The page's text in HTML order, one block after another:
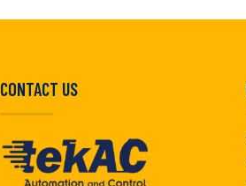
CONTACT US